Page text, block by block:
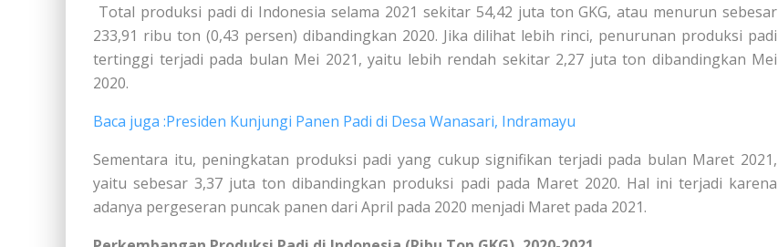
Total produksi padi di Indonesia selama 2021 sekitar 54,42 juta ton GKG, atau menurun sebesar
233,91 ribu ton (0,43 persen) dibandingkan 2020. Jika dilihat lebih rinci, penurunan produksi padi
tertinggi terjadi pada bulan Mei 2021, yaitu lebih rendah sekitar 2,27 juta ton dibandingkan Mei
2020.
Baca juga :Presiden Kunjungi Panen Padi di Desa Wanasari, Indramayu
Sementara itu, peningkatan produksi padi yang cukup signifikan terjadi pada bulan Maret 2021,
yaitu sebesar 3,37 juta ton dibandingkan produksi padi pada Maret 2020. Hal ini terjadi karena
adanya pergeseran puncak panen dari April pada 2020 menjadi Maret pada 2021.